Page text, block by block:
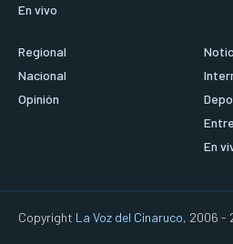
En vivo
Regional
Nacional
Opinión
En
Copyright La Voz del Cinaruco, 2006 -